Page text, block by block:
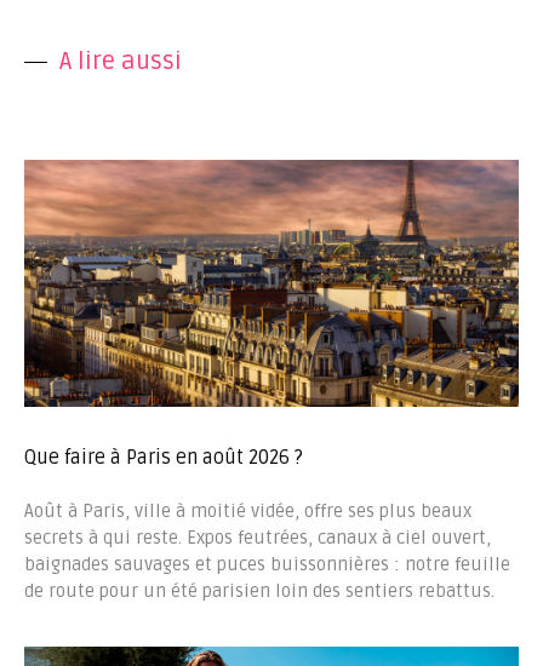
A lire aussi
Que faire à Paris en août 2026 ?
Août à Paris, ville à moitié vidée, offre ses plus beaux
secrets à qui reste. Expos feutrées, canaux à ciel ouvert,
baignades sauvages et puces buissonnières : notre feuille
de route pour un été parisien loin des sentiers rebattus.